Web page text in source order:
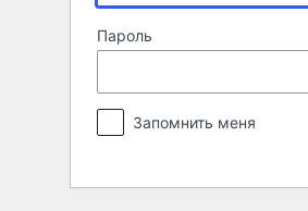
Пароль
Запомнить меня